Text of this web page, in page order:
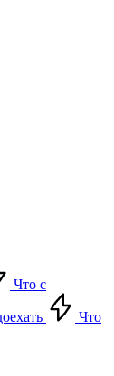
Что с
Что